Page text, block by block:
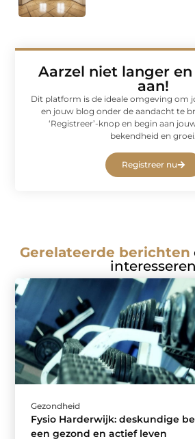
Aarzel niet langer
aan!
Dit platform is de ideale omgeving om
en jouw blog onder de aandacht te
‘Registreer’-knop en begin aan
bekendheid en groei.
Registreer nu
Gerelateerde berichten
interesseren
Gezondheid
Fysio Harderwijk: deskundige
een gezond en actief leven